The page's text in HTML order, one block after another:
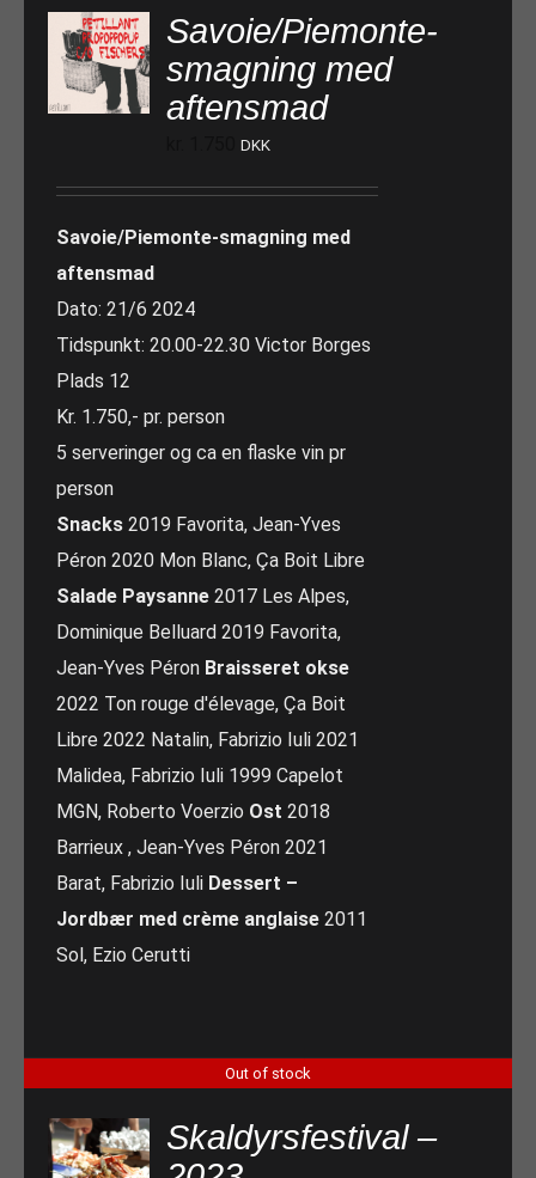
Savoie/Piemonte-
smagning med
aftensmad
DKK
Savoie/Piemonte-smagning med
aftensmad
Dato: 21/6 2024
Tidspunkt: 20.00-22.30 Victor Borges
Plads 12
Kr. 1.750,- pr. person
5 serveringer og ca en flaske vin pr
person
Snacks 2019 Favorita, Jean-Yves
Péron 2020 Mon Blanc, Ça Boit Libre
Salade Paysanne 2017 Les Alpes,
Dominique Belluard 2019 Favorita,
Jean-Yves Péron Braisseret okse
2022 Ton rouge d'élevage, Ça Boit
Libre 2022 Natalin, Fabrizio Iuli 2021
Malidea, Fabrizio Iuli 1999 Capelot
MGN, Roberto Voerzio Ost 2018
Barrieux , Jean-Yves Péron 2021
Barat, Fabrizio Iuli Dessert –
Jordbær med crème anglaise 2011
Sol, Ezio Cerutti
Out of stock
Skaldyrsfestival –